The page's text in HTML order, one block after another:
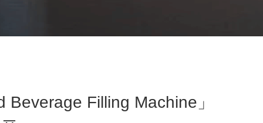
Filling Machine」